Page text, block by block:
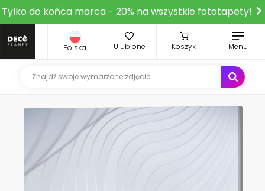
Tylko do końca marca - 20% na wszystkie fototapety!
Polska Ulubione Koszyk Menu